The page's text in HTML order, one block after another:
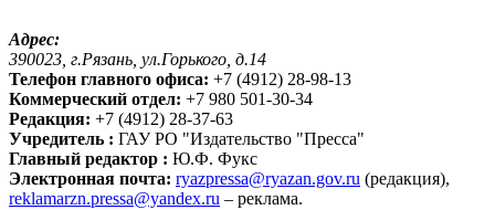
Адрес:
390023, г.Рязань, ул.Горького, д.14
Телефон главного офиса: +7 (4912) 28-98-13
Коммерческий отдел: +7 980 501-30-34
Редакция: +7 (4912) 28-37-63
Учредитель : ГАУ РО "Издательство "Пресса"
Главный редактор : Ю.Ф. Фукс
Электронная почта: ryazpressa@ryazan.gov.ru (редакция),
reklamarzn.pressa@yandex.ru – реклама.